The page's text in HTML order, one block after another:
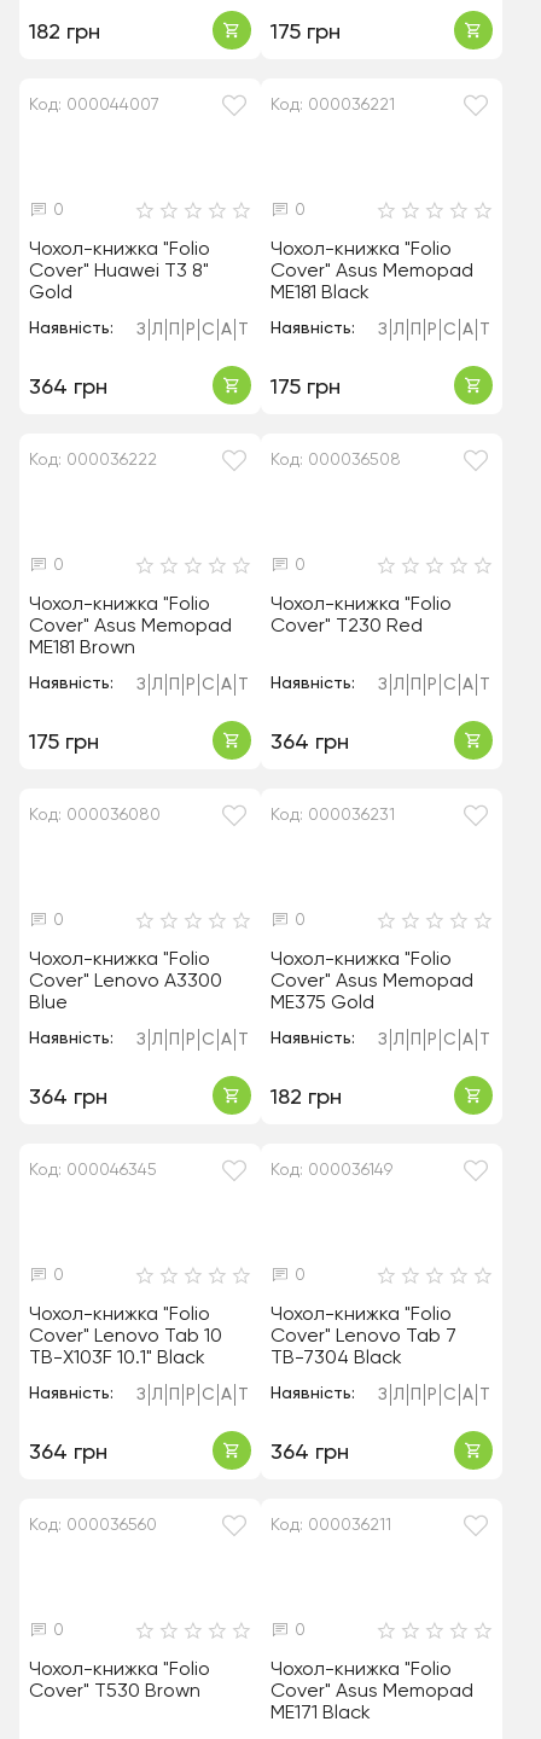
182 грн 175 грн
Код: 000044007
0
Чохол-книжка "Folio
Cover" Huawei T3 8"
Gold
Наявність: З Л Р С А
364 грн
Код: 000036221
0
Чохол-книжка "Folio
Cover" Asus Memopad
ME181 Black
Наявність: З Л Р С А
175 грн
Код: 000036222
0
Чохол-книжка "Folio
Cover" Asus Memopad
ME181 Brown
Наявність: З Л Р С А
175 грн
Код: 000036508
0
Чохол-книжка "Folio
Cover" T230 Red
Наявність: З Л Р С А
364 грн
Код: 000036080
0
Чохол-книжка "Folio
Cover" Lenovo A3300
Blue
Наявність: З Л Р С А
364 грн
Код: 000036231
0
Чохол-книжка "Folio
Cover" Asus Memopad
ME375 Gold
Наявність: З Л Р С А
182 грн
Код: 000046345
0
Чохол-книжка "Folio
Cover" Lenovo Tab 10
TB-X103F 10.1" Black
Наявність: З Л Р С А
364 грн
Код: 000036149
0
Чохол-книжка "Folio
Cover" Lenovo Tab 7
TB-7304 Black
Наявність: З Л Р С А
364 грн
Код: 000036560
0
Чохол-книжка "Folio
Cover" T530 Brown
Код: 000036211
0
Чохол-книжка "Folio
Cover" Asus Memopad
ME171 Black